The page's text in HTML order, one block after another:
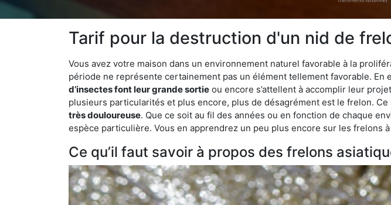
Tarif pour la destruction d'un nid de
Vous avez votre maison dans un environnement naturel favorable à la
période ne représente certainement pas un élément tellement favorable. En
d’insectes font leur grande sortie ou encore s’attellent à accomplir leur
plusieurs particularités et plus encore, plus de désagrément est le frelon.
très douloureuse. Que ce soit au fil des années ou en fonction de chaque
espèce particulière. Vous en apprendrez un peu plus encore sur les frelons
Ce qu’il faut savoir à propos des frelons